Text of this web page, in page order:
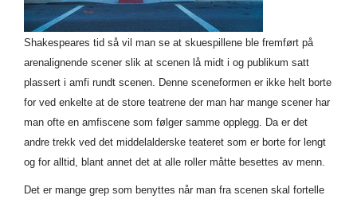
Shakespeares tid så vil man se at skuespillene ble fremført på
arenalignende scener slik at scenen lå midt i og publikum satt
plassert i amfi rundt scenen. Denne sceneformen er ikke helt borte
for ved enkelte at de store teatrene der man har mange scener har
man ofte en amfiscene som følger samme opplegg. Da er det
andre trekk ved det middelalderske teateret som er borte for lengt
og for alltid, blant annet det at alle roller måtte besettes av menn.
Det er mange grep som benyttes når man fra scenen skal fortelle